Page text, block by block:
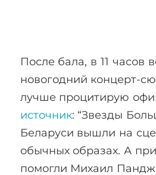
После бала, в 11 часов
новогодний концерт-
лучше процитирую
источник: “Звезды
Беларуси вышли на
обычных образах. А
помогли Михаил